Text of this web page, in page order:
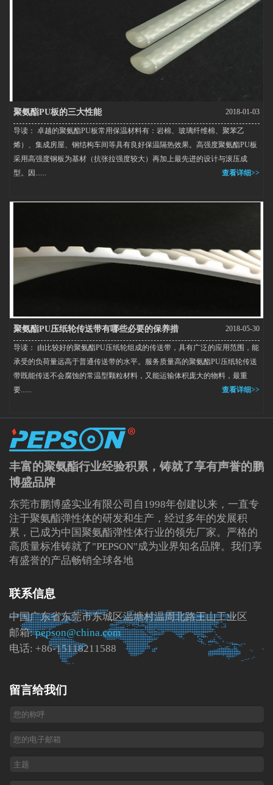
聚氨酯PU板的三大性能 2018-01-03
导读： 卓越的聚氨酯PU板常用保温材料有：岩棉、玻璃纤维棉、聚苯乙
烯）、集成房屋、钢结构车间等具有良好保温隔热效果。高强度聚氨酯PU板
采用高强度钢板为基材（抗张拉强度较大）再加上最先进的设计与滚压成
型。因......
查看详细>>
聚氨酯PU压纸轮传送带有哪些必要的保养措
施？
2018-05-30
导读： 由比较好的聚氨酯PU压纸轮组成的传送带，具有广泛的应用范围，能
承受的负荷量远高于普通传送带的水平。服务质量高的聚氨酯PU压纸轮传送
带既能传送不会腐蚀的常温型颗粒材料，又能运输体积庞大的物料，最重
要......
查看详细>>
丰富的聚氨酯行业经验积累，铸就了享有声誉的鹏
博盛品牌
东莞市鹏博盛实业有限公司自1998年创建以来，一直专
注于聚氨酯弹性体的研发和生产，经过多年的发展积
累，已成为中国聚氨酯弹性体行业的领先厂家。严格的
高质量标准铸就了"PEPSON"成为业界知名品牌。我们享
有盛誉的产品畅销全球各地
联系信息
中国广东省东莞市东城区温塘村温周北路王山工业区
邮箱:pepson@china.com
电话: +86-15118211588
留言给我们